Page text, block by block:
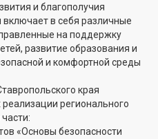
и благополучия
в себя различные
на поддержку
развитие образования и
и комфортной среды
края
регионального
«Основы безопасности